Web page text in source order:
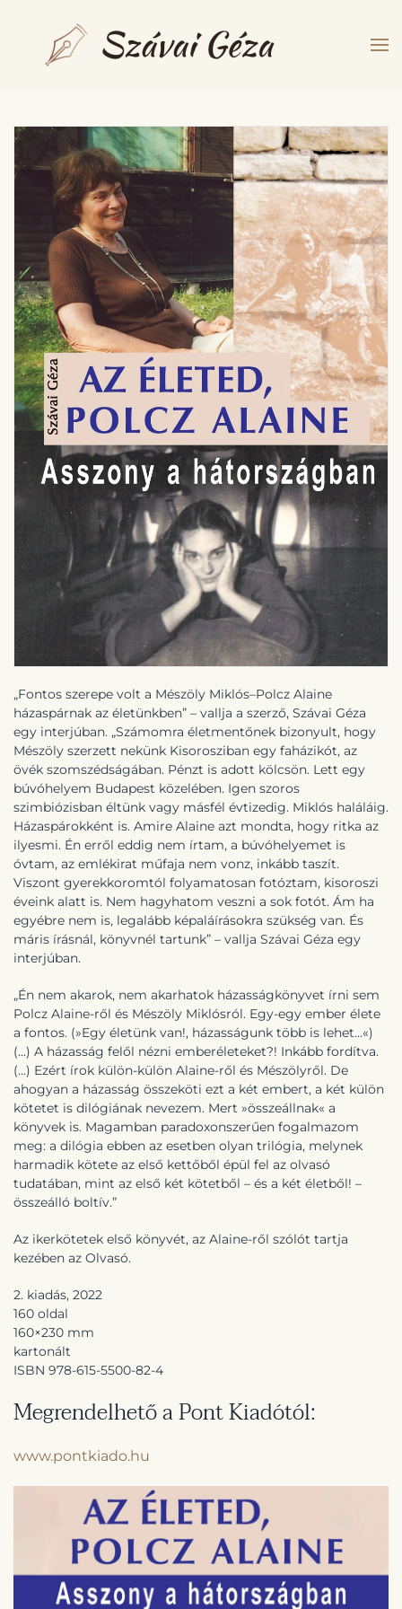
Fő tartalom átugrása
„Fontos szerepe volt a Mészöly Miklós–Polcz Alaine
házaspárnak az életünkben” – vallja a szerző, Szávai Géza
egy interjúban. „Számomra életmentőnek bizonyult, hogy
Mészöly szerzett nekünk Kisorosziban egy faházikót, az
övék szomszédságában. Pénzt is adott kölcsön. Lett egy
búvóhelyem Budapest közelében. Igen szoros
szimbiózisban éltünk vagy másfél évtizedig. Miklós haláláig.
Házaspárokként is. Amire Alaine azt mondta, hogy ritka az
ilyesmi. Én erről eddig nem írtam, a búvóhelyemet is
óvtam, az emlékirat műfaja nem vonz, inkább taszít.
Viszont gyerekkoromtól folyamatosan fotóztam, kisoroszi
éveink alatt is. Nem hagyhatom veszni a sok fotót. Ám ha
egyébre nem is, legalább képaláírásokra szükség van. És
máris írásnál, könyvnél tartunk” – vallja Szávai Géza egy
interjúban.
„Én nem akarok, nem akarhatok házasságkönyvet írni sem
Polcz Alaine-ről és Mészöly Miklósról. Egy-egy ember élete
a fontos. (»Egy életünk van!, házasságunk több is lehet...«)
(...) A házasság felől nézni emberéleteket?! Inkább fordítva.
(...) Ezért írok külön-külön Alaine-ről és Mészölyről. De
ahogyan a házasság összeköti ezt a két embert, a két külön
kötetet is dilógiának nevezem. Mert »összeállnak« a
könyvek is. Magamban paradoxonszerűen fogalmazom
meg: a dilógia ebben az esetben olyan trilógia, melynek
harmadik kötete az első kettőből épül fel az olvasó
tudatában, mint az első két kötetből – és a két életből! –
összeálló boltív.”
Az ikerkötetek első könyvét, az Alaine-ről szólót tartja
kezében az Olvasó.
2. kiadás, 2022
160 oldal
160×230 mm
kartonált
ISBN 978-615-5500-82-4
Megrendelhető a Pont Kiadótól:
www.pontkiado.hu